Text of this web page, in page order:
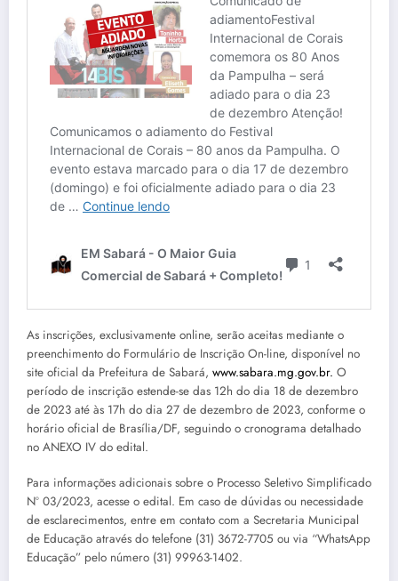
As inscrições, exclusivamente online, serão aceitas mediante o
preenchimento do Formulário de Inscrição On-line, disponível no
site oficial da Prefeitura de Sabará, www.sabara.mg.gov.br. O
período de inscrição estende-se das 12h do dia 18 de dezembro
de 2023 até às 17h do dia 27 de dezembro de 2023, conforme o
horário oficial de Brasília/DF, seguindo o cronograma detalhado
no ANEXO IV do edital.
Para informações adicionais sobre o Processo Seletivo Simplificado
Nº 03/2023, acesse o edital. Em caso de dúvidas ou necessidade
de esclarecimentos, entre em contato com a Secretaria Municipal
de Educação através do telefone (31) 3672-7705 ou via “WhatsApp
Educação” pelo número (31) 99963-1402.